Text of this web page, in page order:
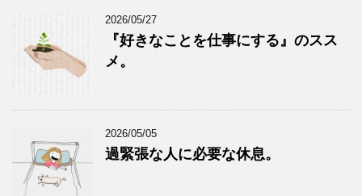
2026/05/27
『好きなことを仕事にする』のスス
メ。
2026/05/05
過緊張な人に必要な休息。